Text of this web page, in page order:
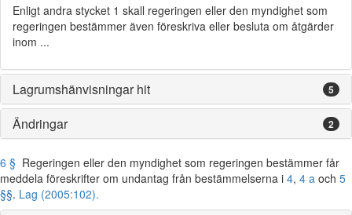
Enligt andra stycket 1 skall regeringen eller den myndighet som
regeringen bestämmer även föreskriva eller besluta om åtgärder
inom ...
Lagrumshänvisningar hit 5
Ändringar 2
6 § Regeringen eller den myndighet som regeringen bestämmer får
meddela föreskrifter om undantag från bestämmelserna i 4, 4 a och 5
§§. Lag (2005:102).